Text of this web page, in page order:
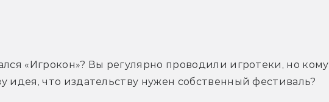
«Игрокон»? Вы регулярно проводили игротеки, но кому
идея, что издательству нужен собственный фестиваль?